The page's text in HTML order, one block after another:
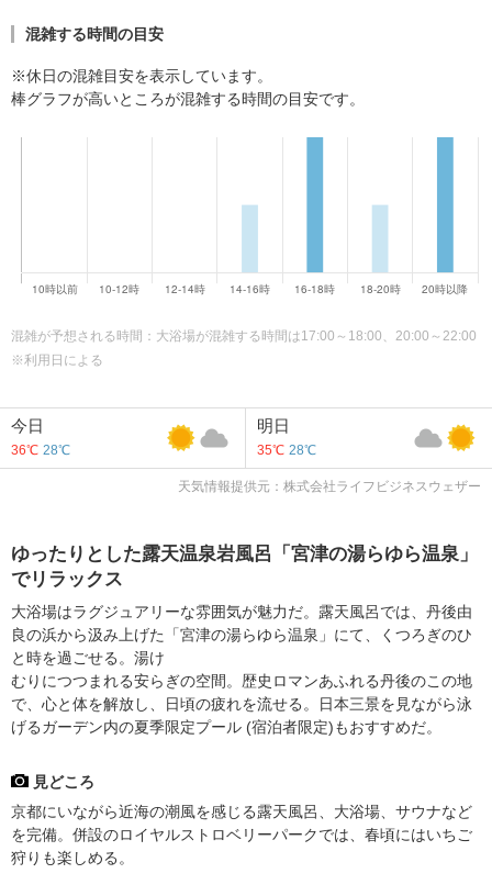
混雑する時間の目安
※休日の混雑目安を表示しています。
棒グラフが高いところが混雑する時間の目安です。
混雑が予想される時間：大浴場が混雑する時間は17:00～18:00、20:00～22:00
※利用日による
今日
36℃ 28℃
明日
35℃ 28℃
天気情報提供元：株式会社ライフビジネスウェザー
ゆったりとした露天温泉岩風呂「宮津の湯らゆら温泉」
でリラックス
大浴場はラグジュアリーな雰囲気が魅力だ。露天風呂では、丹後由
良の浜から汲み上げた「宮津の湯らゆら温泉」にて、くつろぎのひ
と時を過ごせる。湯け
むりにつつまれる安らぎの空間。歴史ロマンあふれる丹後のこの地
で、心と体を解放し、日頃の疲れを流せる。日本三景を見ながら泳
げるガーデン内の夏季限定プール (宿泊者限定)もおすすめだ。
見どころ
京都にいながら近海の潮風を感じる露天風呂、大浴場、サウナなど
を完備。併設のロイヤルストロベリーパークでは、春頃にはいちご
狩りも楽しめる。